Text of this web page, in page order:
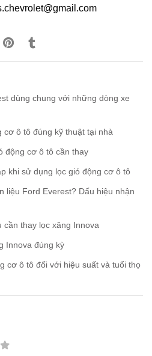
dùng chung với những dòng xe
cơ ô tô đúng kỹ thuật tại nhà
động cơ ô tô cần thay
khi sử dụng lọc gió động cơ ô tô
liệu Ford Everest? Dấu hiệu nhận
cần thay lọc xăng Innova
Innova đúng kỳ
cơ ô tô đối với hiệu suất và tuổi thọ